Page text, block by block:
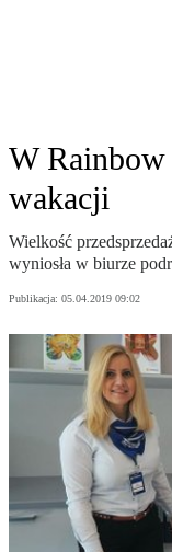
W Rainbow
wakacji
Wielkość
wyniosła w biurze
Publikacja: 05.04.2019 09:02